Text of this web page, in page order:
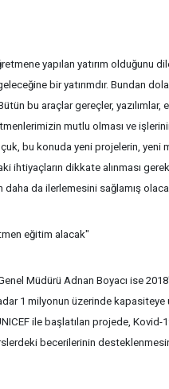
yapılan yatırım olduğunu
bir yatırımdır. Bundan
bu araçlar gereçler,
mutlu olması ve
bu konuda yeni projelerin, yeni
ihtiyaçların dikkate alınması
daha da ilerlemesini sağlamış
eğitim alacak"
Müdürü Adnan Boyacı ise
1 milyonun üzerinde kapasiteye
ile başlatılan projede, Kovid-
becerilerinin